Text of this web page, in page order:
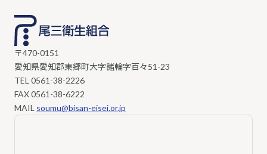
〒470-0151
愛知県愛知郡東郷町大字諸輪字百々51-23
TEL 0561-38-2226
FAX 0561-38-6222
MAIL soumu@bisan-eisei.or.jp